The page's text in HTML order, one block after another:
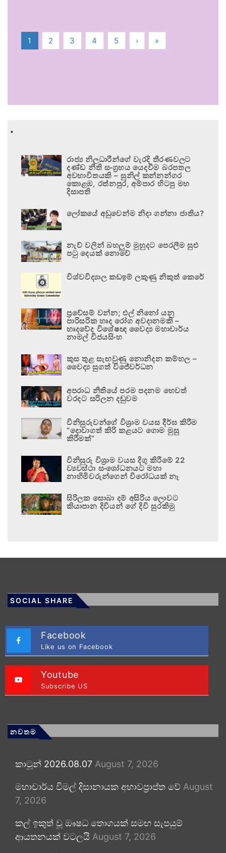
1 2 3 4 5 › »
.
රාජ්‍ය නිලධාරීන්ගේ වැරදි තීරණවලට
දණ්ඩ නීති සංග්‍රහය යෙදවීම බරපතල
අවභාවිතයකි – සුනිල් කන්නන්ගර
කොළඹ, රත්නපුර, අම්පාර හිටපු මහ
දිසාපති
ලෝකයේ අඩුවෙන්ම නිදා ගන්නා ජාතිය?
නැව් වලින් බහලුම් මුහුදට පෙරලීම සුළු
පටු දෙයක් නොවේ
විශ්වවිද්‍යාල කඩඉම් ලකුණු නිකුත් කෙරේ
ප්‍රවේසම් වන්න; එල් නිනෝ යනු
පාරිසරික හෘද රෝග අවදානමකි –
හෘදවේද විශේෂඥ වෛද්‍ය මහාචාර්ය
නාමල් විජයසිංහ
කුස තුළ සැඟවුණු නොනිදන කම්හල –
වෛද්‍ය සුගත් විජේවර්ධන
අපරාධ නීතියේ පරම පදනම හෙවත්
වරදට සරිලන දඬුවම
විනිසුරුවන්ගේ විශ්‍රාම වයස දීර්ඝ කිරීම
“දොවාගත් කිරි කළයට ගොම මුසු
කිරීමක්”
විනිසුරු විශ්‍රාම වයස දිගු කිරීමේ 22
ව්‍යවස්ථා සංශෝධනයට මහා
නාහිමිවරුන්ගෙන් විරෝධයක් නෑ
සිරිලක සොබා දම් අසිරිය ලොවට
කියාපාන දිවියන් ගේ දිවි සුරකිමු
SOCIAL SHARE
Facebook
Like us on Facebook
Youtube
Subscribe US
නවතම
කාටූන් 2026.08.07 August 7, 2026
මහාචාර්ය විමල් දිසානායක අභාවප්‍රාප්ත වේ August
7, 2026
කල් ඉකුත් වූ ඖෂධ තොගයක් සමඟ සැපයුම්
ආයතනයක් වටලයි August 7, 2026